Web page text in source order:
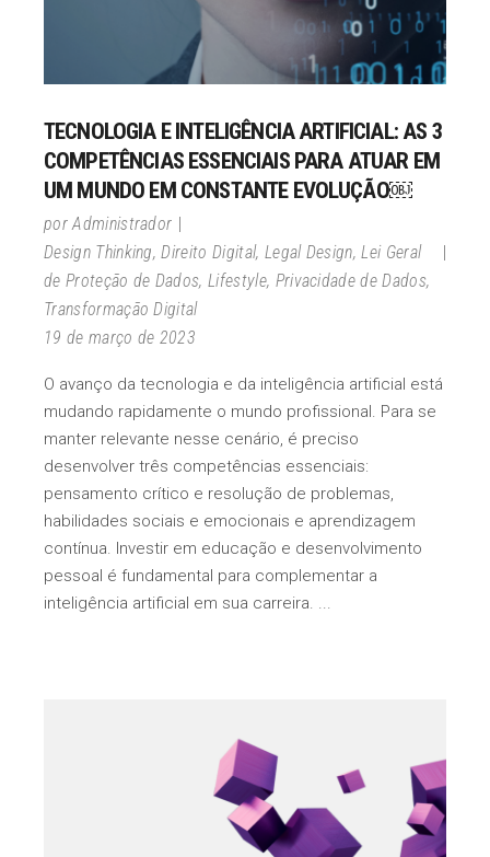
TECNOLOGIA E INTELIGÊNCIA ARTIFICIAL: AS 3
COMPETÊNCIAS ESSENCIAIS PARA ATUAR EM
UM MUNDO EM CONSTANTE EVOLUÇÃO￼
porAdministrador
Design Thinking,Direito Digital, Legal Design,Lei Geral
de Proteção de Dados,Lifestyle, Privacidade de Dados,
Transformação Digital
19 de março de 2023
O avanço da tecnologia e da inteligência artificial está
mudando rapidamente o mundo profissional. Para se
manter relevante nesse cenário, é preciso
desenvolver três competências essenciais:
pensamento crítico e resolução de problemas,
habilidades sociais e emocionais e aprendizagem
contínua. Investir em educação e desenvolvimento
pessoal é fundamental para complementar a
inteligência artificial em sua carreira.